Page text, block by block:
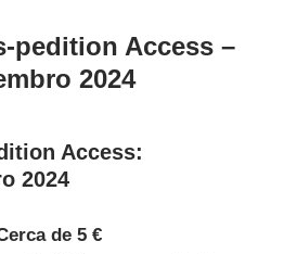
pedition Access–
2024
Access:
2024
de 5 €